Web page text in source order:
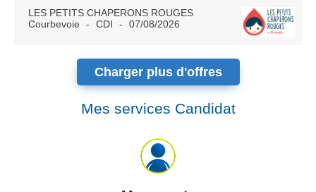
LES PETITS CHAPERONS ROUGES
Courbevoie
CDI 07/08/2026
Charger plus d'offres
Mes services Candidat